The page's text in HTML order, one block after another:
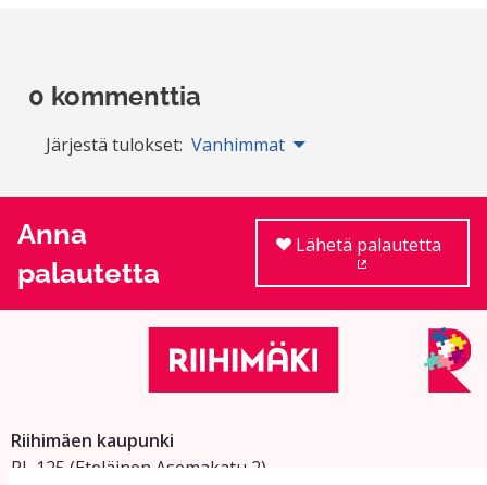
0 kommenttia
Järjestä tulokset: Vanhimmat
Anna
palautetta
Lähetä palautetta
Riihimäen kaupunki
PL 125 (Eteläinen Asemakatu 2)